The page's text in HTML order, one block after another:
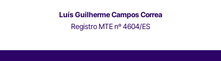
Luís Guilherme Campos Correa
Registro MTE nº 4604/ES